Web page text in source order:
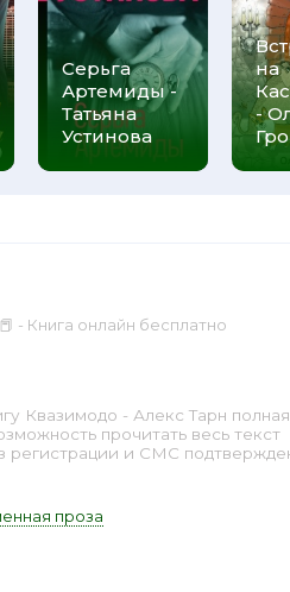
Серьга
Артемиды -
Татьяна
Устинова
на
-
- Книга онлайн бесплатно
Квазимодо - Алекс Тарн полная
прочитать весь текст
регистрации и СМС
проза